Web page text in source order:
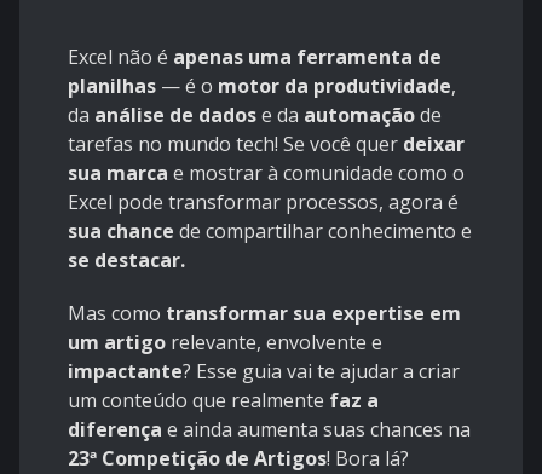
Excel não é apenas uma ferramenta de
planilhas — é o motor da produtividade,
da análise de dadose da automaçãode
tarefas no mundo tech! Se você quer deixar
sua marca e mostrar à comunidade como o
Excel pode transformar processos, agora é
sua chance de compartilhar conhecimento e
se destacar.
Mas como transformar sua expertise em
um artigo relevante, envolvente e
impactante? Esse guia vai te ajudar a criar
um conteúdo que realmente faz a
diferença e ainda aumenta suas chances na
23ª Competição de Artigos! Bora lá?